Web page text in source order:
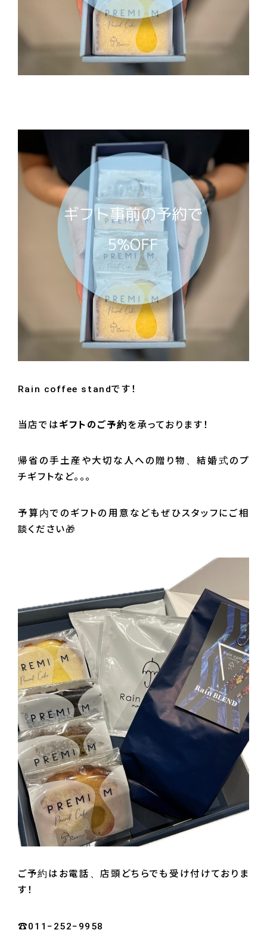
Rain coffee standです！
当店ではギフトのご予約を承っております！
帰省の手土産や大切な人への贈り物、結婚式のプ
チギフトなど。。。
予算内でのギフトの用意などもぜひスタッフにご相
談ください🎁
ご予約はお電話、店頭どちらでも受け付けておりま
す！
☎️011−252−9958